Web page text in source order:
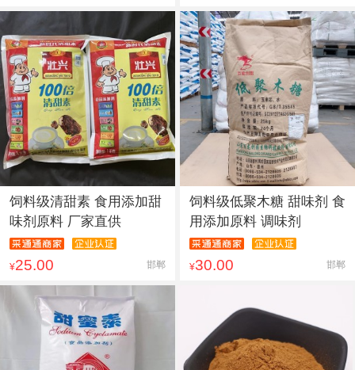
饲料级清甜素 食用添加甜
味剂原料 厂家直供
¥25.00 邯郸
饲料级低聚木糖 甜味剂 食
用添加原料 调味剂
¥30.00 邯郸